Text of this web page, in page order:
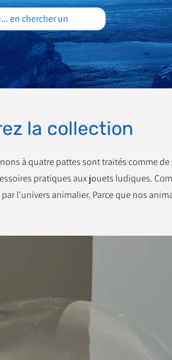
la collection
à quatre pattes sont traités comme
pratiques aux jouets ludiques.
l'univers animalier. Parce que nos